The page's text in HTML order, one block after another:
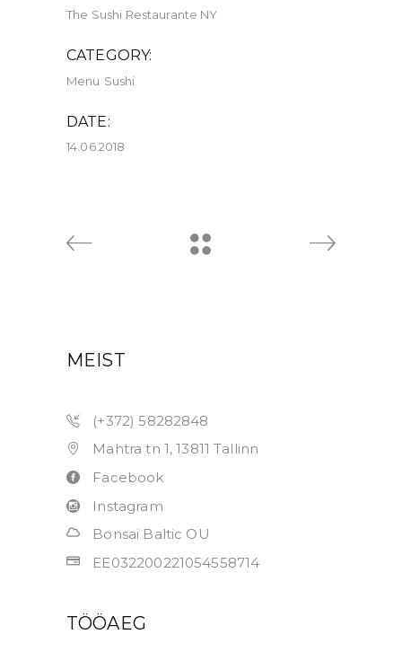
The Sushi Restaurante NY
CATEGORY:
Menu Sushi
DATE:
14.06.2018
MEIST
(+372) 58282848
Mahtra tn 1, 13811 Tallinn
Facebook
Instagram
Bonsai Baltic OU
EE032200221054558714
TÖÖAEG